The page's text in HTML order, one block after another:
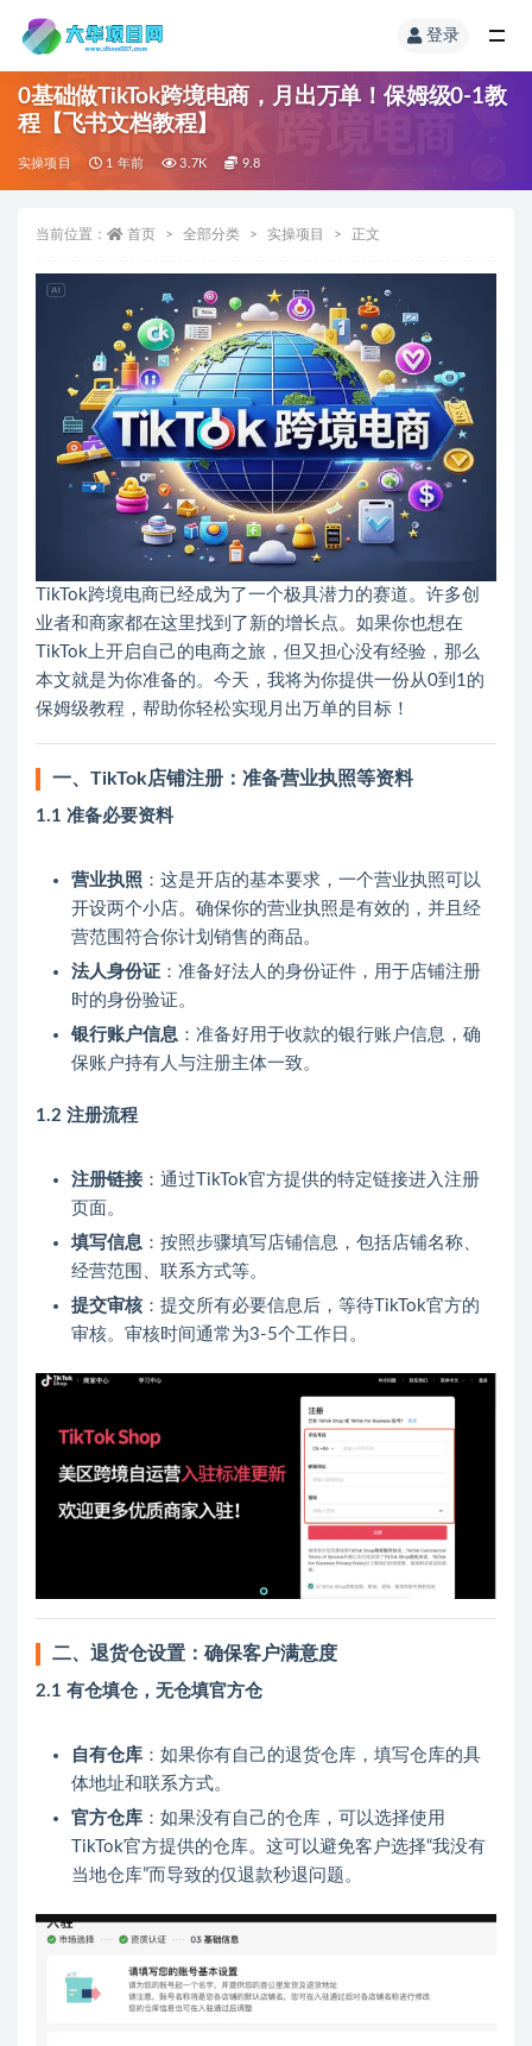
登录
0基础做TikTok跨境电商，月出万单！保姆级0-1教
程【飞书文档教程】
实操项目 1 年前 3.7K 9.8
当前位置： 首页 全部分类 实操项目 正文
TikTok跨境电商已经成为了一个极具潜力的赛道。许多创
业者和商家都在这里找到了新的增长点。如果你也想在
TikTok上开启自己的电商之旅，但又担心没有经验，那么
本文就是为你准备的。今天，我将为你提供一份从0到1的
保姆级教程，帮助你轻松实现月出万单的目标！
一、TikTok店铺注册：准备营业执照等资料
1.1 准备必要资料
营业执照 ：这是开店的基本要求，一个营业执照可以
开设两个小店。确保你的营业执照是有效的，并且经
营范围符合你计划销售的商品。
法人身份证 ：准备好法人的身份证件，用于店铺注册
时的身份验证。
银行账户信息 ：准备好用于收款的银行账户信息，确
保账户持有人与注册主体一致。
1.2 注册流程
注册链接 ：通过TikTok官方提供的特定链接进入注册
页面。
填写信息 ：按照步骤填写店铺信息，包括店铺名称、
经营范围、联系方式等。
提交审核：提交所有必要信息后，等待TikTok官方的
审核。审核时间通常为3-5个工作日。
二、退货仓设置：确保客户满意度
2.1 有仓填仓，无仓填官方仓
自有仓库 ：如果你有自己的退货仓库，填写仓库的具
体地址和联系方式。
官方仓库 ：如果没有自己的仓库，可以选择使用
TikTok官方提供的仓库。这可以避免客户选择“我没有
当地仓库”而导致的仅退款秒退问题。